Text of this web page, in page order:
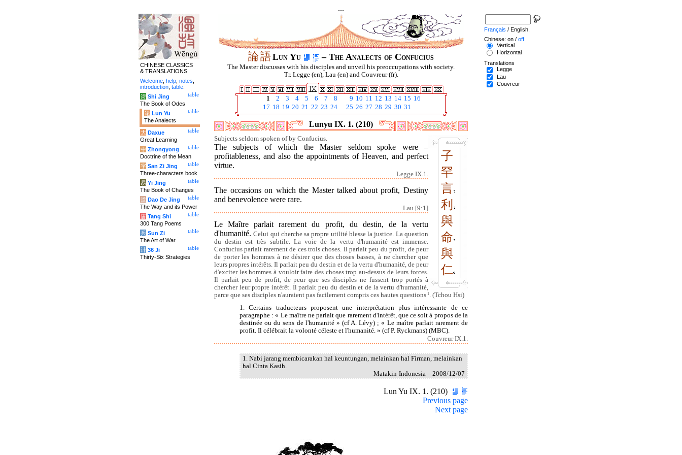
...
論語Lun Yu – The Analects of Confucius
The Master discusses with his disciples and unveil his preoccupations with society.
Tr. Legge (en), Lau (en) and Couvreur (fr).
1 2 3 4 5 6 7 8 9 10 11 12 13 14 15 16
17 18 19 20 21 22 23 24 25 26 27 28 29 30 31
Lunyu IX. 1. (210)
子
罕
言
利
與
命
與
仁
Subjects seldom spoken of by Confucius.
The subjects of which the Master seldom spoke were –
profitableness, and also the appointments of Heaven, and perfect
virtue.
Legge IX.1.
The occasions on which the Master talked about profit, Destiny
and benevolence were rare.
Lau [9:1]
Le Maître parlait rarement du profit, du destin, de la vertu
d'humanité.Celui qui cherche sa propre utilité blesse la justice. La question
du destin est très subtile. La voie de la vertu d'humanité est immense.
Confucius parlait rarement de ces trois choses. Il parlait peu du profit, de peur
de porter les hommes à ne désirer que des choses basses, à ne chercher que
leurs propres intérêts. Il parlait peu du destin et de la vertu d'humanité, de peur
d'exciter les hommes à vouloir faire des choses trop au-dessus de leurs forces.
Il parlait peu de profit, de peur que ses disciples ne fussent trop portés à
chercher leur propre intérêt. Il parlait peu du destin et de la vertu d'humanité,
parce que ses disciples n'auraient pas facilement compris ces hautes questions 1
. (Tchou Hsi)
1. Certains traducteurs proposent une interprétation plus intéressante de ce
paragraphe : « Le maître ne parlait que rarement d'intérêt, que ce soit à propos de la
destinée ou du sens de l'humanité » (cf A. Lévy) ; « Le maître parlait rarement de
profit. Il célébrait la volonté céleste et l'humanité. » (cf P. Ryckmans) (MBC).
Couvreur IX.1.
1. Nabi jarang membicarakan hal keuntungan, melainkan hal Firman, melainkan
hal Cinta Kasih.
Matakin-Indonesia – 2008/12/07
Lun Yu IX. 1. (210)
Previous page
Next page
CHINESE CLASSICS
& TRANSLATIONS
Welcome help notes
introduction table
table
诗 Shi Jing
The Book of Odes
table
论 Lun Yu
The Analects
table
大 Daxue
Great Learning
table
中 Zhongyong
Doctrine of the Mean
table
字 San Zi Jing
Three-characters book
table
易 Yi Jing
The Book of Changes
table
道 Dao De Jing
The Way and its Power
table
唐 Tang Shi
300 Tang Poems
table
兵 Sun Zi
The Art of War
table
计 36 Ji
Thirty-Six Strategies
Français / English.
Chinese: on / off
Vertical
Horizontal
Translations
Legge
Lau
Couvreur